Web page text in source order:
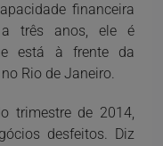
financeira
três anos, ele é
está à frente da
Rio de Janeiro.
trimestre de 2014,
desfeitos. Diz